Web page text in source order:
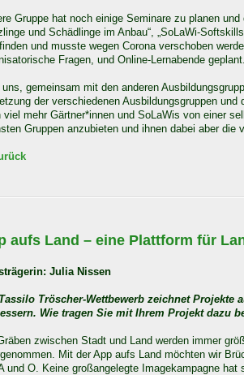
Gruppe hat noch einige Seminare zu planen
und Schädlinge im Anbau“, „SoLaWi-
und musste wegen Corona verschoben
Fragen, und Online-Lernabende
uns, gemeinsam mit den anderen
der verschiedenen Ausbildungsgruppen
viel mehr Gärtner*innen und SoLaWis von einer
Gruppen anzubieten und ihnen dabei aber
aufs Land – eine Plattform für
Julia Nissen
Tröscher-Wettbewerb zeichnet
Wie tragen Sie mit Ihrem Projekt dazu
zwischen Stadt und Land werden immer
Mit der App aufs Land möchten wir
und O. Keine großangelegte Imagekampagne